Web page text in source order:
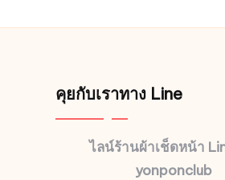
คุยกับเราทาง Line
ไลน์ร้านผ้าเช็ดหน้า
yonponclub